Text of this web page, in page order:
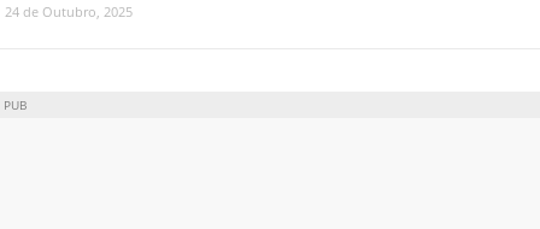
24 de Outubro, 2025
PUB